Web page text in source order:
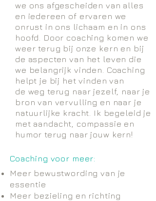
we ons afgescheiden van alles
en iedereen of ervaren we
onrust in ons lichaam en in ons
hoofd. Door coaching komen we
weer terug bij onze kern en bij
de aspecten van het leven die
we belangrijk vinden. Coaching
helpt je bij het vinden van
de weg terug naar jezelf, naar je
bron van vervulling en naar je
natuurlijke kracht. Ik begeleid je
met aandacht, compassie en
humor terug naar jouw kern!
Coaching voor meer:
Meer bewustwording van je
essentie
Meer bezieling en richting